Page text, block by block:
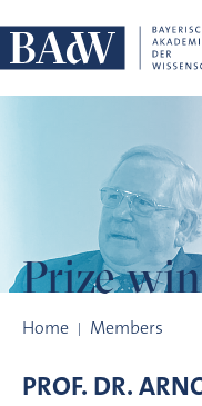
Prize
Home Members
PROF. DR.